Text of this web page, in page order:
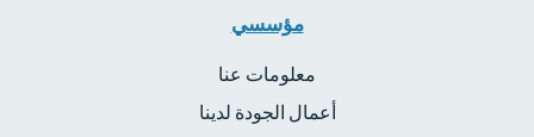
مؤسسي
معلومات عنا
أعمال الجودة لدينا